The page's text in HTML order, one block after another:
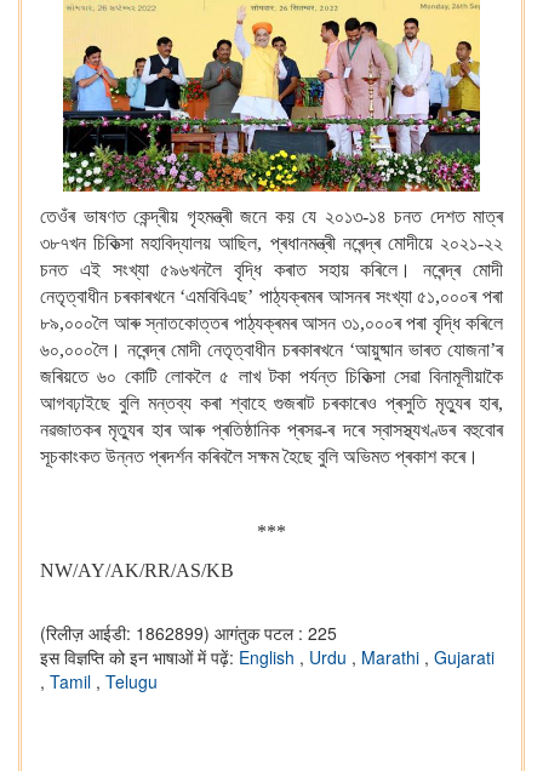
তেওঁৰ ভাষণত কেন্দ্ৰীয় গৃহমন্ত্ৰী জনে কয় যে ২০১৩-১৪ চনত দেশত মাত্ৰ
৩৮৭খন চিকিত্সা মহাবিদ্যালয় আছিল, প্ৰধানমন্ত্ৰী নৰেন্দ্ৰ মোদীয়ে ২০২১-২২
চনত এই সংখ্যা ৫৯৬খনলৈ বৃদ্ধি কৰাত সহায় কৰিলে। নৰেন্দ্ৰ মোদী
নেতৃত্বাধীন চৰকাৰখনে ‘এমবিবিএছ’ পাঠ্যক্ৰমৰ আসনৰ সংখ্যা ৫১,০০০ৰ পৰা
৮৯,০০০লৈ আৰু স্নাতকোত্তৰ পাঠ্যক্ৰমৰ আসন ৩১,০০০ৰ পৰা বৃদ্ধি কৰিলে
৬০,০০০লৈ। নৰেন্দ্ৰ মোদী নেতৃত্বাধীন চৰকাৰখনে ‘আয়ুষ্মান ভাৰত যোজনা’ৰ
জৰিয়তে ৬০ কোটি লোকলৈ ৫ লাখ টকা পৰ্যন্ত চিকিত্সা সেৱা বিনামূলীয়াকৈ
আগবঢ়াইছে বুলি মন্তব্য কৰা শ্বাহে গুজৰাট চৰকাৰেও প্ৰসুতি মৃত্যুৰ হাৰ,
নৱজাতকৰ মৃত্যুৰ হাৰ আৰু প্ৰতিষ্ঠানিক প্ৰসৱ-ৰ দৰে স্বাসস্থ্যখণ্ডৰ বহুবোৰ
সূচকাংকত উন্নত প্ৰদৰ্শন কৰিবলৈ সক্ষম হৈছে বুলি অভিমত প্ৰকাশ কৰে।
***
NW/AY/AK/RR/AS/KB
(रिलीज़ आईडी: 1862899) आगंतुक पटल : 225
इस विज्ञप्ति को इन भाषाओं में पढ़ें: English , Urdu , Marathi , Gujarati
, Tamil , Telugu